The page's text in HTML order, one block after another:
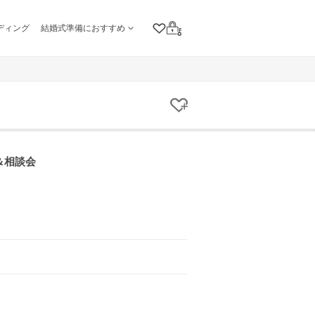
ィング 結婚式準備におすすめ
クリップリスト
ログイン
クリップする
相談会